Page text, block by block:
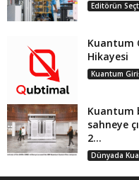
Editörün
Kuantum
Hikayesi
Kuantum
Kuantum
sahneye
2...
Dünyada